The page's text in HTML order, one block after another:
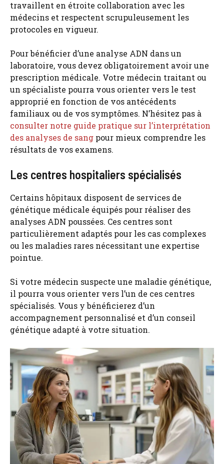
travaillent en étroite collaboration avec les
médecins et respectent scrupuleusement les
protocoles en vigueur.
Pour bénéficier d’une analyse ADN dans un
laboratoire, vous devez obligatoirement avoir une
prescription médicale. Votre médecin traitant ou
un spécialiste pourra vous orienter vers le test
approprié en fonction de vos antécédents
familiaux ou de vos symptômes. N’hésitez pas à
consulter notre guide pratique sur l’interprétation
des analyses de sang pour mieux comprendre les
résultats de vos examens.
Les centres hospitaliers spécialisés
Certains hôpitaux disposent de services de
génétique médicale équipés pour réaliser des
analyses ADN poussées. Ces centres sont
particulièrement adaptés pour les cas complexes
ou les maladies rares nécessitant une expertise
pointue.
Si votre médecin suspecte une maladie génétique,
il pourra vous orienter vers l’un de ces centres
spécialisés. Vous y bénéficierez d’un
accompagnement personnalisé et d’un conseil
génétique adapté à votre situation.